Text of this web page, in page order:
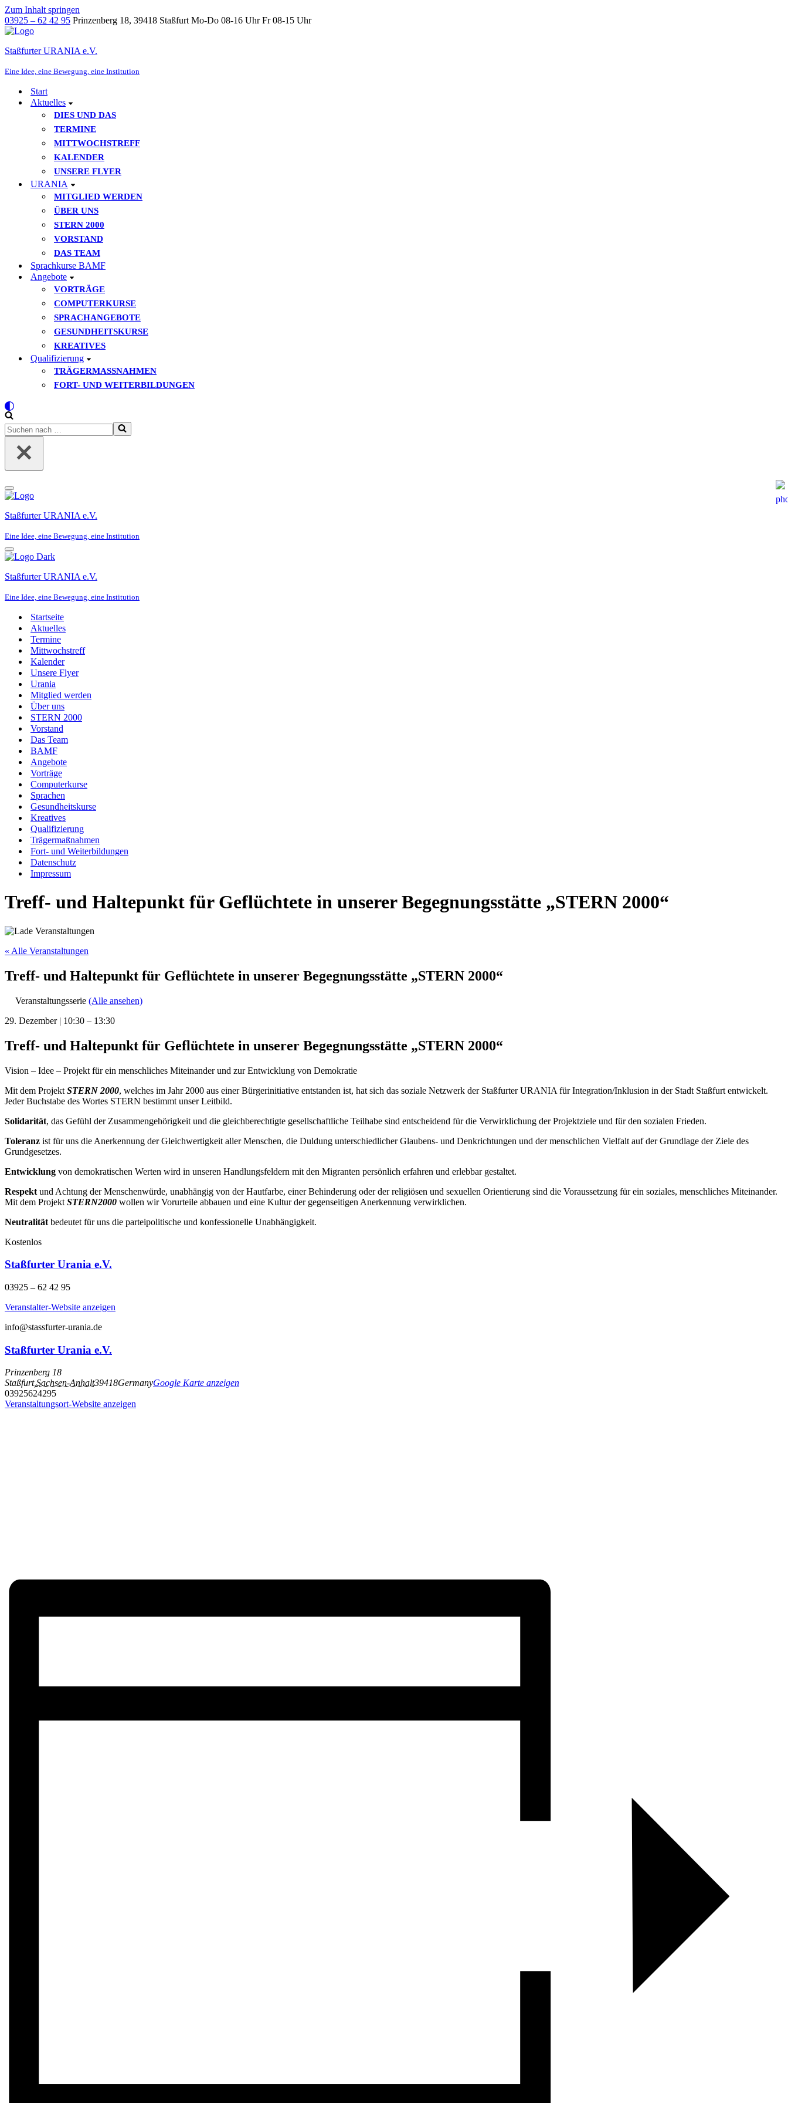
Zum Inhalt springen
03925 – 62 42 95 Prinzenberg 18, 39418 Staßfurt Mo-Do 08-16 Uhr Fr 08-15 Uhr
Staßfurter URANIA e.V.
Eine Idee, eine Bewegung, eine Institution
Start
Aktuelles
DIES UND DAS
TERMINE
MITTWOCHSTREFF
KALENDER
UNSERE FLYER
URANIA
MITGLIED WERDEN
ÜBER UNS
STERN 2000
VORSTAND
DAS TEAM
Sprachkurse BAMF
Angebote
VORTRÄGE
COMPUTERKURSE
SPRACHANGEBOTE
GESUNDHEITSKURSE
KREATIVES
Qualifizierung
TRÄGERMASSNAHMEN
FORT- UND WEITERBILDUNGEN
Suchen
nach …
Navigationsmenü
Staßfurter URANIA e.V.
Eine Idee, eine Bewegung, eine Institution
Navigationsmenü
Staßfurter URANIA e.V.
Eine Idee, eine Bewegung, eine Institution
Startseite
Aktuelles
Termine
Mittwochstreff
Kalender
Unsere Flyer
Urania
Mitglied werden
Über uns
STERN 2000
Vorstand
Das Team
BAMF
Angebote
Vorträge
Computerkurse
Sprachen
Gesundheitskurse
Kreatives
Qualifizierung
Trägermaßnahmen
Fort- und Weiterbildungen
Datenschutz
Impressum
Treff- und Haltepunkt für Geflüchtete in unserer Begegnungsstätte „STERN 2000“
« Alle Veranstaltungen
Treff- und Haltepunkt für Geflüchtete in unserer Begegnungsstätte „STERN 2000“
Veranstaltungsserie (Alle ansehen)
29. Dezember | 10:30 – 13:30
Treff- und Haltepunkt für Geflüchtete in unserer Begegnungsstätte „STERN 2000“
Vision – Idee – Projekt für ein menschliches Miteinander und zur Entwicklung von Demokratie
Mit dem Projekt STERN 2000, welches im Jahr 2000 aus einer Bürgerinitiative entstanden ist, hat sich das soziale Netzwerk der Staßfurter URANIA für Integration/Inklusion in der Stadt Staßfurt entwickelt.
Jeder Buchstabe des Wortes STERN bestimmt unser Leitbild.
Solidarität, das Gefühl der Zusammengehörigkeit und die gleichberechtigte gesellschaftliche Teilhabe sind entscheidend für die Verwirklichung der Projektziele und für den sozialen Frieden.
Toleranz ist für uns die Anerkennung der Gleichwertigkeit aller Menschen, die Duldung unterschiedlicher Glaubens- und Denkrichtungen und der menschlichen Vielfalt auf der Grundlage der Ziele des
Grundgesetzes.
Entwicklung von demokratischen Werten wird in unseren Handlungsfeldern mit den Migranten persönlich erfahren und erlebbar gestaltet.
Respekt und Achtung der Menschenwürde, unabhängig von der Hautfarbe, einer Behinderung oder der religiösen und sexuellen Orientierung sind die Voraussetzung für ein soziales, menschliches Miteinander.
Mit dem Projekt STERN2000 wollen wir Vorurteile abbauen und eine Kultur der gegenseitigen Anerkennung verwirklichen.
Neutralität bedeutet für uns die parteipolitische und konfessionelle Unabhängigkeit.
Kostenlos
Staßfurter Urania e.V.
03925 – 62 42 95
Veranstalter-Website anzeigen
info@stassfurter-urania.de
Staßfurter Urania e.V.
Prinzenberg 18
Staßfurt,Sachsen-Anhalt39418GermanyGoogle Karte anzeigen
03925624295
Veranstaltungsort-Website anzeigen